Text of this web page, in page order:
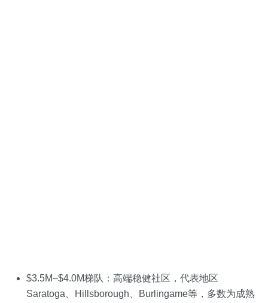
$3.5M–$4.0M梯队：高端稳健社区，代表地区
Saratoga、Hillsborough、Burlingame等，多数为成熟